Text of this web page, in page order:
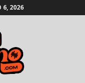
6, 2026